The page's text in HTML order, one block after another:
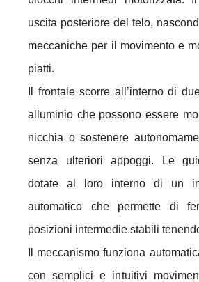
uscita posteriore del telo,
meccaniche per il movimento e
piatti.
Il frontale scorre all’interno di
alluminio che possono essere
nicchia o sostenere
senza ulteriori appoggi. Le
dotate al loro interno di un
automatico che permette di
posizioni intermedie stabili
Il meccanismo funziona
con semplici e intuitivi